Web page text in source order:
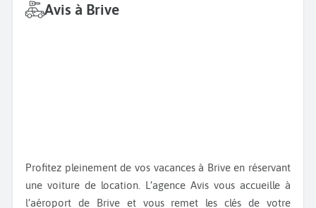
Avis à Brive
Profitez pleinement de vos vacances à Brive en réservant
une voiture de location. L’agence Avis vous accueille à
l’aéroport de Brive et vous remet les clés de votre